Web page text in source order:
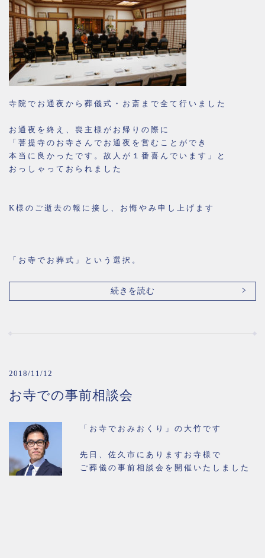
寺院でお通夜から葬儀式・お斎まで全て行いました
お通夜を終え、喪主様がお帰りの際に
「菩提寺のお寺さんでお通夜を営むことができ
本当に良かったです。故人が１番喜んでいます」と
おっしゃっておられました
K様のご逝去の報に接し、お悔やみ申し上げます
「お寺でお葬式」という選択。
続きを読む
2018/11/12
お寺での事前相談会
「お寺でおみおくり」の大竹です
先日、佐久市にありますお寺様で
ご葬儀の事前相談会を開催いたしました